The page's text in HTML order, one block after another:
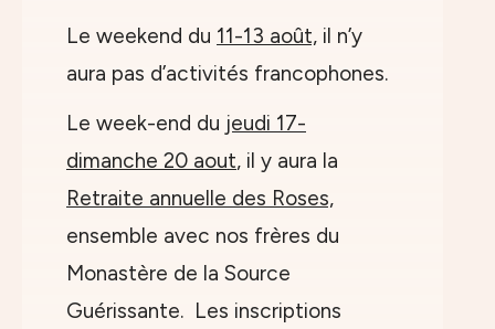
Le weekend du 11-13 août, il n’y
aura pas d’activités francophones.
Le week-end du jeudi 17-
dimanche 20 aout, il y aura la
Retraite annuelle des Roses,
ensemble avec nos frères du
Monastère de la Source
Guérissante. Les inscriptions